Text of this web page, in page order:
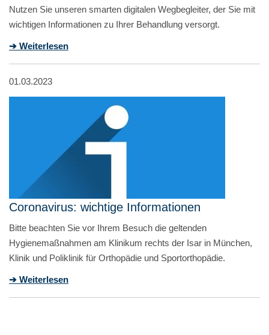
Nutzen Sie unseren smarten digitalen Wegbegleiter, der Sie mit
wichtigen Informationen zu Ihrer Behandlung versorgt.
➔ Weiterlesen
01.03.2023
Coronavirus: wichtige Informationen
Bitte beachten Sie vor Ihrem Besuch die geltenden
Hygienemaßnahmen am Klinikum rechts der Isar in München,
Klinik und Poliklinik für Orthopädie und Sportorthopädie.
➔ Weiterlesen